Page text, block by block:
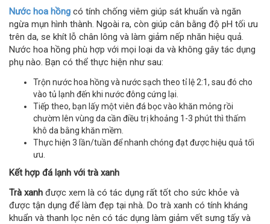
Nước hoa hồng có tính chống viêm giúp sát khuẩn và ngăn
ngừa mụn hình thành. Ngoài ra, còn giúp cân bằng độ pH tối ưu
trên da, se khít lỗ chân lông và làm giảm nếp nhăn hiệu quả.
Nước hoa hồng phù hợp với mọi loại da và không gây tác dụng
phụ nào. Bạn có thể thực hiện như sau:
Trộn nước hoa hồng và nước sạch theo tỉ lệ 2:1, sau đó cho
vào tủ lạnh đến khi nước đông cứng lại.
Tiếp theo, bạn lấy một viên đá bọc vào khăn mỏng rồi
chườm lên vùng da cần điều trị khoảng 1-3 phút thì thấm
khô da bằng khăn mềm.
Thực hiện 3 lần/tuần để nhanh chóng đạt được hiệu quả tối
ưu.
Kết hợp đá lạnh với trà xanh
Trà xanh được xem là có tác dụng rất tốt cho sức khỏe và
được tận dụng để làm đẹp tại nhà. Do trà xanh có tính kháng
khuẩn và thanh lọc nên có tác dụng làm giảm vết sưng tấy và